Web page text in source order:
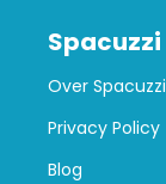
Spacuzzi
Over Spacuzzi
Privacy Policy
Blog